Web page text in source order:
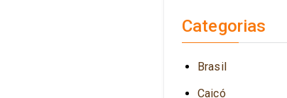
Categorias
Brasil
Caicó